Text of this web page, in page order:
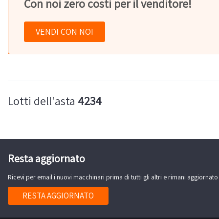
Con noi zero costi per il venditore!
VENDI CON NOI
Lotti dell'asta 4234
Resta aggiornato
Ricevi per email i nuovi macchinari prima di tutti gli altri e rimani
RESTA AGGIORNATO